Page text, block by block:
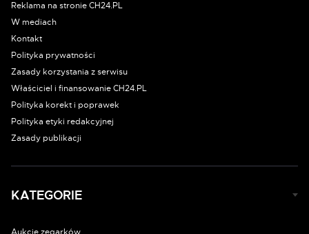
Reklama na stronie CH24.PL
W mediach
Kontakt
Polityka prywatności
Zasady korzystania z serwisu
Właściciel i finansowanie CH24.PL
Polityka korekt i poprawek
Polityka etyki redakcyjnej
Zasady publikacji
KATEGORIE
Aukcje zegarków